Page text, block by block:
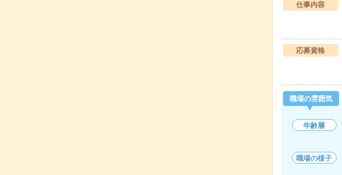
仕事内容
応募資格
職場の雰囲気
年齢層
職場の様子